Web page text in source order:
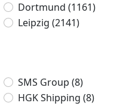
Dortmund (1161)
Leipzig (2141)
SMS Group (8)
HGK Shipping (8)